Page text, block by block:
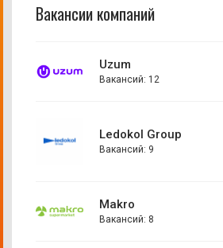
Вакансии компаний
Uzum
Вакансий: 12
Ledokol Group
Вакансий: 9
Makro
Вакансий: 8